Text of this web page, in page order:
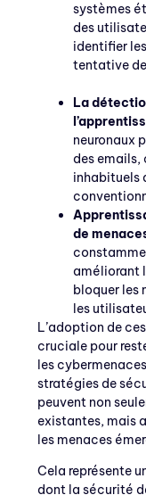
systèmes
des
identifier
tentative
La
neuronaux
des
inhabituels
de
améliorant
bloquer les
les
L’adoption de
cruciale pour
les
stratégies de
peuvent non
existantes, mais
les menaces
Cela représente
dont la sécurité